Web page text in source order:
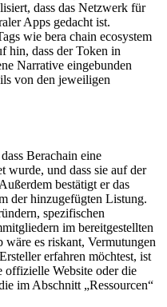
dass das Netzwerk für
Apps gedacht ist.
wie bera chain ecosystem
hin, dass der Token in
Narrative eingebunden
von den jeweiligen
Berachain eine
wurde, und dass sie auf der
bestätigt er das
der hinzugefügten Listung.
spezifischen
im bereitgestellten
wäre es riskant, Vermutungen
erfahren möchtest, ist
offizielle Website oder die
im Abschnitt „Ressourcen“